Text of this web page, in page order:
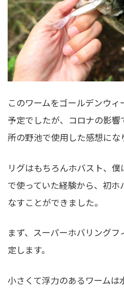
このワームをゴールデンウ
予定でしたが、コロナの影
所の野池で使用した感想にな
リグはもちろんホバスト、
で使っていた経験から、初
なすことができました。
まず、スーパーホバリング
定します。
小さくて浮力のあるワームは